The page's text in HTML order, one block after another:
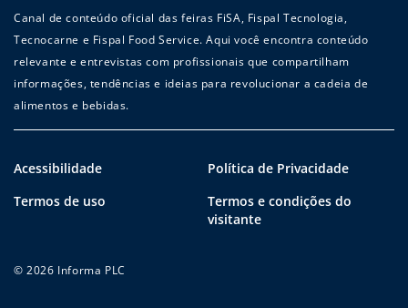
Canal de conteúdo oficial das feiras FiSA, Fispal Tecnologia,
Tecnocarne e Fispal Food Service. Aqui você encontra conteúdo
relevante e entrevistas com profissionais que compartilham
informações, tendências e ideias para revolucionar a cadeia de
alimentos e bebidas.
Acessibilidade
Política de Privacidade
Termos de uso
Termos e condições do
visitante
© 2026 Informa PLC